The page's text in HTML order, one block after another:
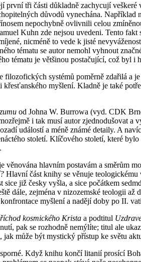
tři části důkladně zachycují
důvodů vynechána.
nepochybně ovlivnili celou
Kuhn zde nejsou uvedeni. Tento
nicméně to vede k jisté
tématu se autor nemohl vyhnout
tématu je většinou postačující, což byl i
systémů poměrně zdařilá a
myšlení. Kladně je také
od Johna W. Burrowa (vyd. CDK
i tak musí autor zjednodušovat
událostí a méně známé detaily. A
století. Klíčového století, které
věnována hlavním postavám a směrům
Hlavní část knihy se věnuje
sice již česky vyšla, a sice počátkem
dále, zejména v nizozemské teologii
myšlení a nadějí doby po II.
kosmického Krista a podtitul
pak se rozhodně nemýlíte; titul ale
může být mystický přístup ke světu
Když knihu končí litanií prosící